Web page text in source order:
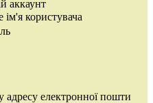
аккаунт
користувача
адресу електронної пошти